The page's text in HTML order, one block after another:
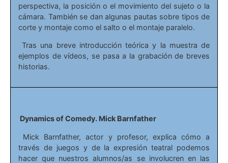
perspectiva, la posición o el movimiento del sujeto o la
cámara. También se dan algunas pautas sobre tipos de
corte y montaje como el salto o el montaje paralelo.
Tras una breve introducción teórica y la muestra de
ejemplos de vídeos, se pasa a la grabación de breves
historias.
Dynamics of Comedy. Mick Barnfather
Mick Barnfather, actor y profesor, explica cómo a
través de juegos y de la expresión teatral podemos
hacer que nuestros alumnos/as se involucren en las